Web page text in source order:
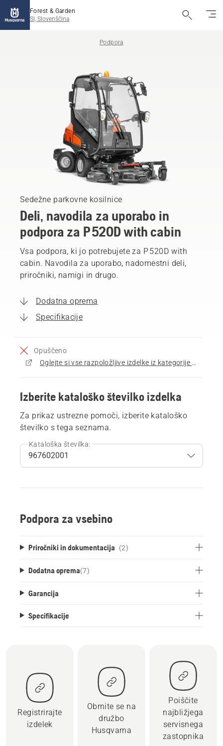
Forest & Garden
SI, Slovenščina
Podpora
Sedežne parkovne kosilnice
Deli, navodila za uporabo in
podpora za P 520D with cabin
Vsa podpora, ki jo potrebujete za P 520D with
cabin. Navodila za uporabo, nadomestni deli,
priročniki, namigi in drugo.
Dodatna oprema
Specifikacije
Opuščeno
Oglejte si vse razpoložljive izdelke iz kategorije Sedežne parkovne kosilnice
Izberite kataloško številko izdelka
Za prikaz ustrezne pomoči, izberite kataloško
številko s tega seznama.
Kataloška številka:
Podpora za vsebino
Priročniki in dokumentacija (2)
Dodatna oprema(7)
Garancija
Specifikacije
Registrirajte
izdelek
Obrnite se na
družbo
Husqvarna
Poiščite
najbližjega
servisnega
zastopnika